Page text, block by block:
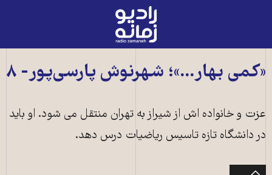
رادیو
زمانه
به
صفحه
«کمی بهار...»؛ شهرنوش پارسی‌پور- ۸
عزت و خانواده اش از شيراز به تهران منتقل مى شود. او بايد
در دانشگاه تازه تاسيس رياضيات درس دهد.